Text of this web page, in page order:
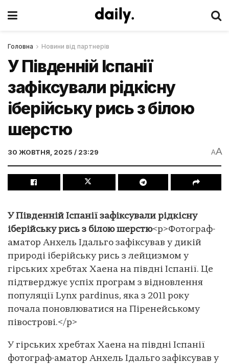
Головна Новини від партнерів
У Південній Іспанії
зафіксували рідкісну
іберійську рись з білою
шерстю
30 ЖОВТНЯ, 2025 / 23:29 AA
У Південній Іспанії зафіксували рідкісну
іберійську рись з білою шерстю<p>Фотограф-
аматор Анхель Ідальго зафіксував у дикій
природі іберійську рись з лейцизмом у
гірських хребтах Хаена на півдні Іспанії. Це
підтверджує успіх програм з відновлення
популяції Lynx pardinus, яка з 2011 року
почала поновлюватися на Піренейському
півострові.</p>
У гірських хребтах Хаена на півдні Іспанії
фотограф-аматор Анхель Ідальго зафіксував у